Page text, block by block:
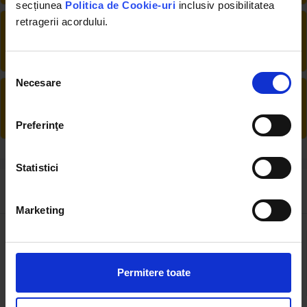
secțiunea Politica de Cookie-uri inclusiv posibilitatea
retragerii acordului.
Selecția
consimțământului
Necesare
Preferinţe
Statistici
Marketing
Permitere toate
1
1 review-uri